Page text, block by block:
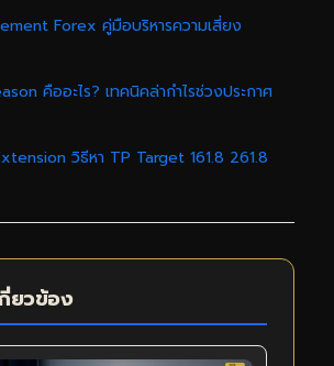
Forex คู่มือบริหารความเสี่ยง
คืออะไร? เทคนิคล่ากำไรช่วงประกาศ
วิธีหา TP Target 161.8 261.8
ยวข้อง